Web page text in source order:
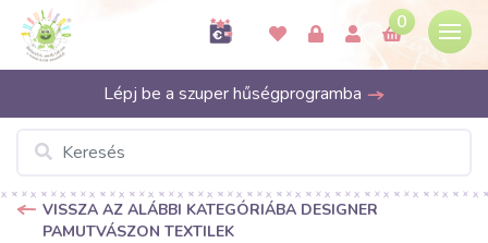
0
Lépj be a szuper hűségprogramba
VISSZA AZ ALÁBBI KATEGÓRIÁBA DESIGNER
PAMUTVÁSZON TEXTILEK